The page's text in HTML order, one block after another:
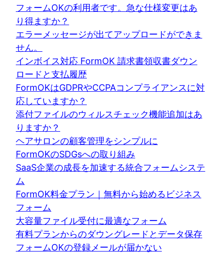
フォームOKの利用者です。急な仕様変更はあ
り得ますか？
エラーメッセージが出てアップロードができま
せん。
インボイス対応 FormOK 請求書領収書ダウン
ロードと支払履歴
FormOKはGDPRやCCPAコンプライアンスに対
応していますか？
添付ファイルのウィルスチェック機能追加はあ
りますか？
ヘアサロンの顧客管理をシンプルに
FormOKのSDGsへの取り組み
SaaS企業の成長を加速する統合フォームシステ
ム
FormOK料金プラン｜無料から始めるビジネス
フォーム
大容量ファイル受付に最適なフォーム
有料プランからのダウングレードとデータ保存
フォームOKの登録メールが届かない